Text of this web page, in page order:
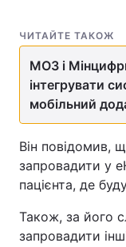
ЧИТАЙТЕ ТАКОЖ
МОЗ і
інтегрувати
мобільний
Він повідомив,
запровадити у
пацієнта, де
Також, за його
запровадити